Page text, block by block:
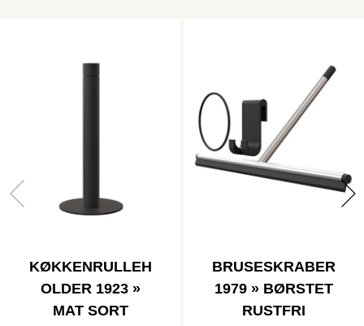
KØKKENRULLEH
OLDER 1923 »
MAT SORT
BRUSESKRABER
1979 » BØRSTET
RUSTFRI